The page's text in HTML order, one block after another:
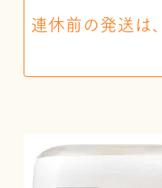
連休前の発送は